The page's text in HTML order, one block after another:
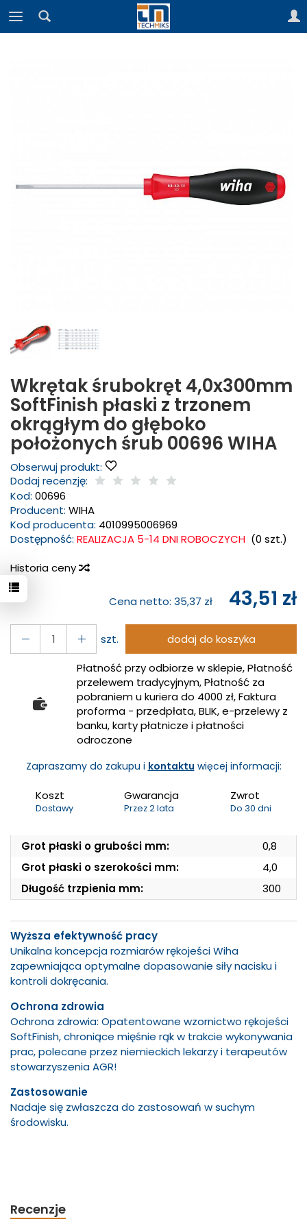
Wkrętak śrubokręt 4,0x300mm
SoftFinish płaski z trzonem
okrągłym do głęboko
położonych śrub 00696 WIHA
Obserwuj produkt:
Dodaj recenzję:
Kod: 00696
Producent: WIHA
Kod producenta: 4010995006969
Dostępność: REALIZACJA 5-14 DNI ROBOCZYCH (0 szt.)
Historia ceny
Cena netto: 35,37 zł 43,51 zł
szt.
dodaj do koszyka
Płatność przy odbiorze w sklepie, Płatność
przelewem tradycyjnym, Płatność za
pobraniem u kuriera do 4000 zł, Faktura
proforma - przedpłata, BLIK, e-przelewy z
banku, karty płatnicze i płatności
odroczone
Zapraszamy do zakupu i kontaktu więcej informacji:
Koszt
Dostawy
Gwarancja
Przez 2 lata
Zwrot
Do 30 dni
Grot płaski o grubości mm:
0,8
Grot płaski o szerokości mm:
4,0
Długość trzpienia mm:
300
Wyższa efektywność pracy
Unikalna koncepcja rozmiarów rękojeści Wiha
zapewniająca optymalne dopasowanie siły nacisku i
kontroli dokręcania.
Ochrona zdrowia
Ochrona zdrowia: Opatentowane wzornictwo rękojeści
SoftFinish, chroniące mięśnie rąk w trakcie wykonywania
prac, polecane przez niemieckich lekarzy i terapeutów
stowarzyszenia AGR!
Zastosowanie
Nadaje się zwłaszcza do zastosowań w suchym
środowisku.
Recenzje